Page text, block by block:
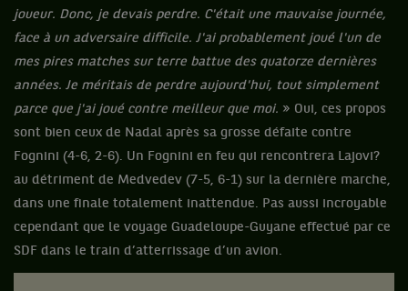
joueur. Donc, je devais perdre. C'était une mauvaise journée,
face à un adversaire difficile. J'ai probablement joué l'un de
mes pires matches sur terre battue des quatorze dernières
années. Je méritais de perdre aujourd'hui, tout simplement
parce que j'ai joué contre meilleur que moi. » Oui, ces propos
sont bien ceux de Nadal après sa grosse défaite contre
Fognini (4-6, 2-6). Un Fognini en feu qui rencontrera Lajovi?
au détriment de Medvedev (7-5, 6-1) sur la dernière marche,
dans une finale totalement inattendue. Pas aussi incroyable
cependant que le voyage Guadeloupe-Guyane effectué par ce
SDF dans le train d’atterrissage d’un avion.